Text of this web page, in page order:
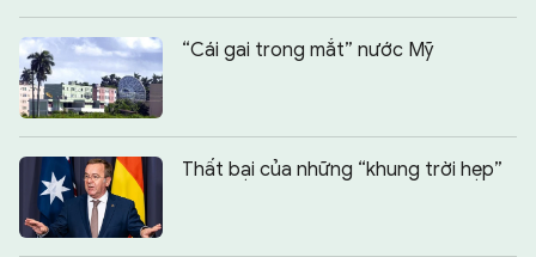
“Cái gai trong mắt” nước Mỹ
Thất bại của những “khung trời hẹp”